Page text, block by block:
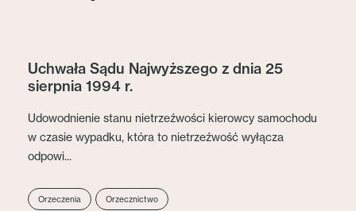
Uchwała Sądu Najwyższego z dnia 25
sierpnia 1994 r.
Udowodnienie stanu nietrzeźwości kierowcy samochodu
w czasie wypadku, która to nietrzeźwość wyłącza
odpowi...
Orzeczenia Orzecznictwo